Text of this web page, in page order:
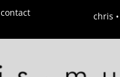
contact chris